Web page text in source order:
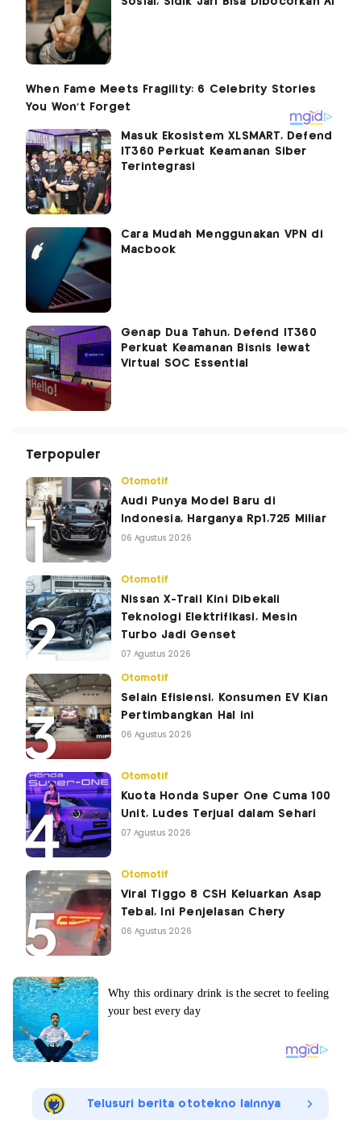
Masuk Ekosistem XLSMART, Defend
IT360 Perkuat Keamanan Siber
Terintegrasi
Cara Mudah Menggunakan VPN di
Macbook
Genap Dua Tahun, Defend IT360
Perkuat Keamanan Bisnis lewat
Virtual SOC Essential
Terpopuler
Otomotif
Audi Punya Model Baru di
Indonesia, Harganya Rp1,725 Miliar
06 Agustus 2026
Otomotif
Nissan X-Trail Kini Dibekali
Teknologi Elektrifikasi, Mesin
Turbo Jadi Genset
07 Agustus 2026
Otomotif
Selain Efisiensi, Konsumen EV Kian
Pertimbangkan Hal ini
06 Agustus 2026
Otomotif
Kuota Honda Super One Cuma 100
Unit, Ludes Terjual dalam Sehari
07 Agustus 2026
Otomotif
Viral Tiggo 8 CSH Keluarkan Asap
Tebal, Ini Penjelasan Chery
06 Agustus 2026
Telusuri berita ototekno lainnya